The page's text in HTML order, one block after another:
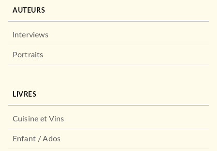
AUTEURS
Interviews
Portraits
LIVRES
Cuisine et Vins
Enfant / Ados